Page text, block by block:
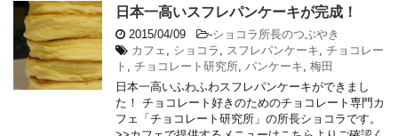
日本一高いスフレパンケーキが完成！
2015/04/09 -ショコラ所長のつぶやき
カフェ , ショコラ , スフレパンケーキ, チョコレー
ト , チョコレート研究所, パンケーキ, 梅田
日本一高いふわふわスフレパンケーキができまし
た！ チョコレート好きのためのチョコレート専門カ
フェ「チョコレート研究所」の所長ショコラです。